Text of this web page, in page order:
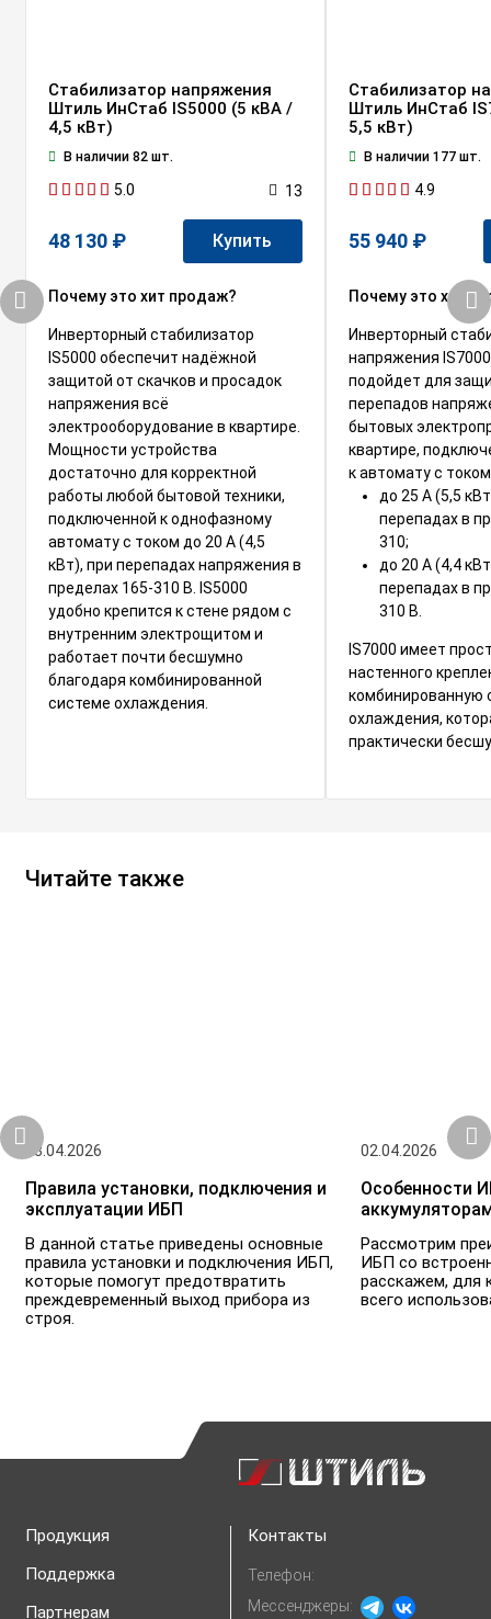
Стабилизатор напряжения
Штиль ИнСтаб IS5000 (5 кВА /
4,5 кВт)
В наличии 82 шт.
5.0 13
48 130 ₽ Купить
Почему это хит продаж?
Инверторный стабилизатор
IS5000 обеспечит надёжной
защитой от скачков и просадок
напряжения всё
электрооборудование в квартире.
Мощности устройства
достаточно для корректной
работы любой бытовой техники,
подключенной к однофазному
автомату с током до 20 А (4,5
кВт), при перепадах напряжения в
пределах 165-310 В. IS5000
удобно крепится к стене рядом с
внутренним электрощитом и
работает почти бесшумно
благодаря комбинированной
системе охлаждения.
Стабилизатор
Штиль ИнСтаб
5,5 кВт)
В наличии 177 шт.
4.9
55 940 ₽
Почему это хит
Инверторный
напряжения
подойдет для
перепадов
бытовых
квартире,
к автомату с
до 25 А (5,5
перепадах в
310;
до 20 А (4,4
перепадах в
310 В.
IS7000 имеет
настенного
комбинированную
охлаждения,
практически
Читайте также
03.04.2026
Правила установки, подключения и
эксплуатации ИБП
В данной статье приведены основные
правила установки и подключения ИБП,
которые помогут предотвратить
преждевременный выход прибора из
строя.
02.04.2026
Особенности
Рассмотрим
ИБП со
расскажем, для
всего
Продукция
Поддержка
Партнерам
Контакты
Телефон:
Мессенджеры: